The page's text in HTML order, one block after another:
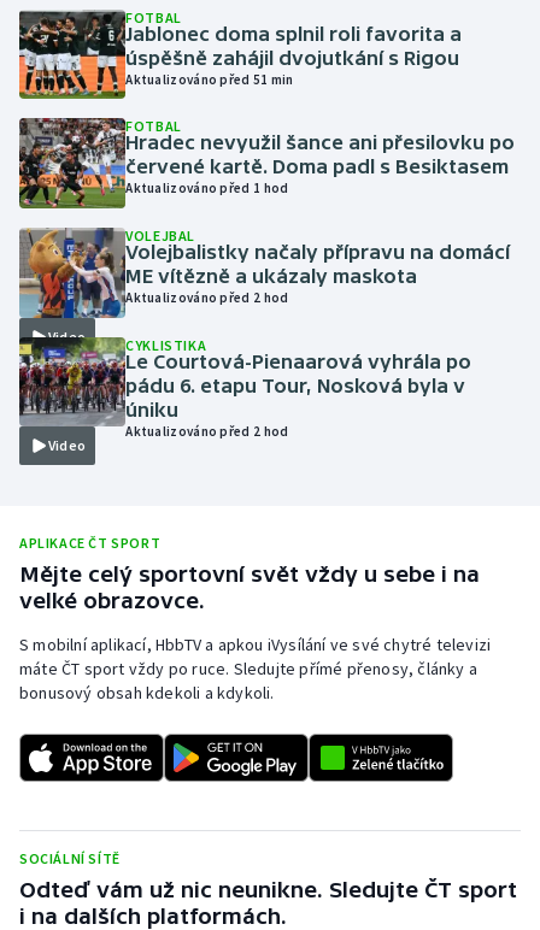
Judo
Krasobruslení
Lezení
Lyže a snowboard
Moderní pětiboj
Motorsport
Olympijské hry
Parasport
Plážový volejbal
Ragby
Rychlobruslení
Rychlostní kanoistika
Short track
Sportovní střelba
Stolní tenis
FOTBAL
Jablonec doma splnil roli favorita a
úspěšně zahájil dvojutkání s Rigou
Aktualizováno před 51 min
FOTBAL
Hradec nevyužil šance ani přesilovku po
červené kartě. Doma padl s Besiktasem
Aktualizováno před 1 hod
Video
VOLEJBAL
Volejbalistky načaly přípravu na domácí
ME vítězně a ukázaly maskota
Aktualizováno před 2 hod
Video
CYKLISTIKA
Le Courtová-Pienaarová vyhrála po
pádu 6. etapu Tour, Nosková byla v
úniku
Aktualizováno před 2 hod
APLIKACE ČT SPORT
Mějte celý sportovní svět vždy u sebe i na
velké obrazovce.
S mobilní aplikací, HbbTV a apkou iVysílání ve své chytré televizi
máte ČT sport vždy po ruce. Sledujte přímé přenosy, články a
bonusový obsah kdekoli a kdykoli.
SOCIÁLNÍ SÍTĚ
Odteď vám už nic neunikne. Sledujte ČT sport
i na dalších platformách.